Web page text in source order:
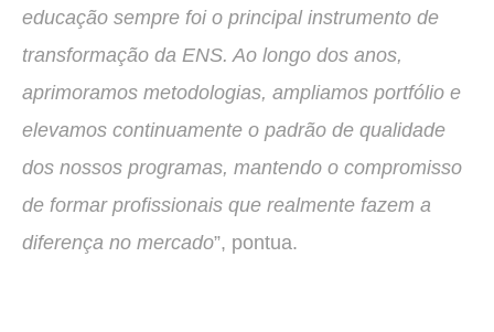
educação sempre foi o principal instrumento de
transformação da ENS. Ao longo dos anos,
aprimoramos metodologias, ampliamos portfólio e
elevamos continuamente o padrão de qualidade
dos nossos programas, mantendo o compromisso
de formar profissionais que realmente fazem a
diferença no mercado”, pontua.